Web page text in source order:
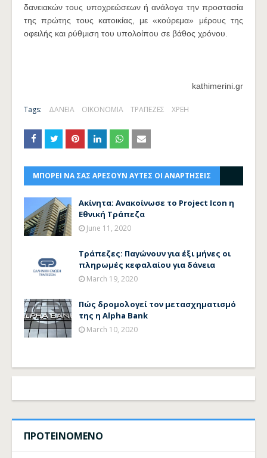
δανειακών τους υποχρεώσεων ή ανάλογα την προστασία
της πρώτης τους κατοικίας, με «κούρεμα» μέρους της
οφειλής και ρύθμιση του υπολοίπου σε βάθος χρόνου.
kathimerini.gr
Tags: ΔΑΝΕΙΑ ΟΙΚΟΝΟΜΙΑ ΤΡΑΠΕΖΕΣ ΧΡΕΗ
ΜΠΟΡΕΙ ΝΑ ΣΑΣ ΑΡΕΣΟΥΝ ΑΥΤΕΣ ΟΙ ΑΝΑΡΤΗΣΕΙΣ
Ακίνητα: Ανακοίνωσε το Project Icon η
Εθνική Τράπεζα
June 11, 2020
Τράπεζες: Παγώνουν για έξι μήνες οι
πληρωμές κεφαλαίου για δάνεια
March 19, 2020
Πώς δρομολογεί τον μετασχηματισμό
της η Alpha Bank
March 10, 2020
ΠΡΟΤΕΙΝΟΜΕΝΟ